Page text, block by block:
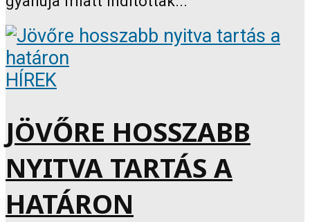
HÍREK
JÖVŐRE HOSSZABB
NYITVA TARTÁS A
HATÁRON